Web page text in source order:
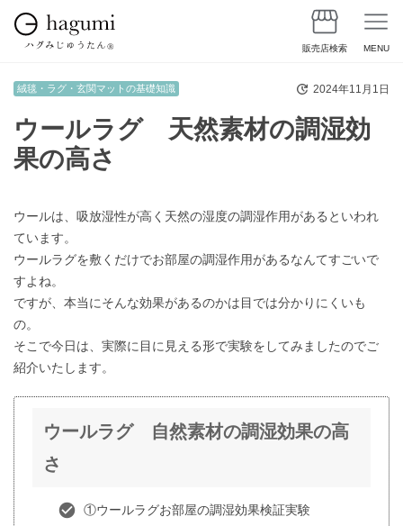
販売店検索 MENU
ウールラグ 天然素材の調湿効
果の高さ
絨毯・ラグ・玄関マットの基礎知識 2024年11月1日
ウールは、吸放湿性が高く天然の湿度の調湿作用があるといわれ
ています。
ウールラグを敷くだけでお部屋の調湿作用があるなんてすごいで
すよね。
ですが、本当にそんな効果があるのかは目では分かりにくいも
の。
そこで今日は、実際に目に見える形で実験をしてみましたのでご
紹介いたします。
ウールラグ 自然素材の調湿効果の高
さ
①ウールラグお部屋の調湿効果検証実験